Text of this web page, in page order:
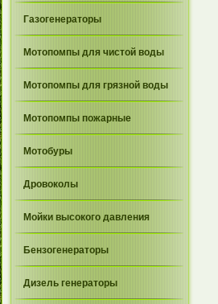
Газогенераторы
Мотопомпы для чистой воды
Мотопомпы для грязной воды
Мотопомпы пожарные
Мотобуры
Дровоколы
Мойки высокого давления
Бензогенераторы
Дизель генераторы